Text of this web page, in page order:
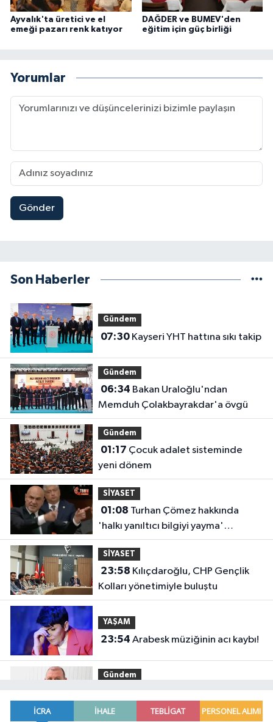
Ayvalık'ta üretici ve el
emeği pazarı renk katıyor
DAĞDER ve BUMEV'den
eğitim için güç birliği
Yorumlar
Gönder
Son Haberler
Gündem
07:30 Kayseri YHT hattına sıkı takip
Gündem
06:34
Memduh Çolakbayrakdar'a övgü
Gündem
01:17
yeni dönem
SİYASET
01:08
'halkı yanıltıcı bilgiyi yayma'
soruşturması
SİYASET
23:58
Kolları yönetimiyle buluştu
YAŞAM
23:54 Arabesk müziğinin acı kaybı!
Gündem
İlkay Çiçek görevden uzaklaştırıldı